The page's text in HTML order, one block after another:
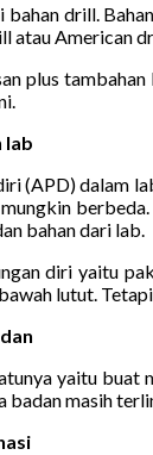
bahan drill.
atau American
plus
lab
(APD) dalam
bahan dari lab.
diri yaitu
lutut.
yaitu
masih